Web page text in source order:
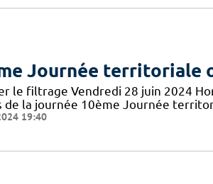
Journée territoriale
le filtrage Vendredi 28 juin 2024
de la journée 10ème Journée
19:40